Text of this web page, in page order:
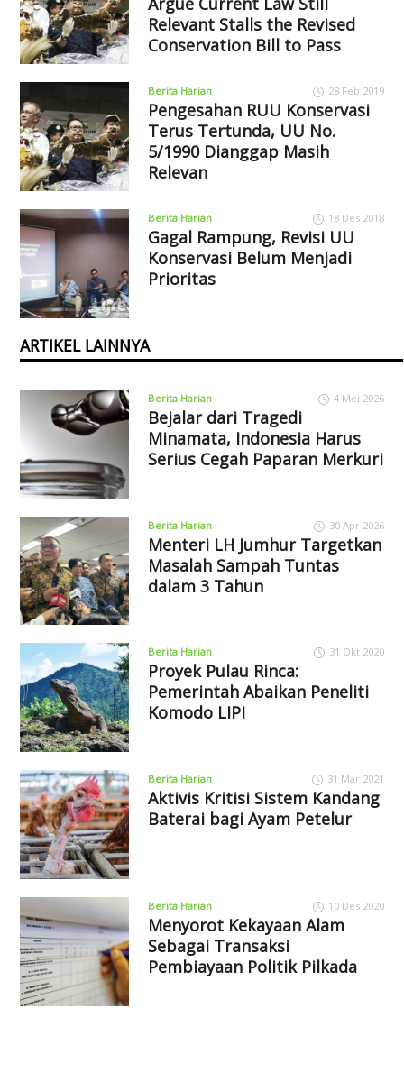
Relevant Stalls the Revised
Conservation Bill to Pass
Berita Harian 28 Feb 2019
Pengesahan RUU Konservasi
Terus Tertunda, UU No.
5/1990 Dianggap Masih
Relevan
Berita Harian 18 Des 2018
Gagal Rampung, Revisi UU
Konservasi Belum Menjadi
Prioritas
ARTIKEL LAINNYA
Berita Harian 4 Mei 2026
Bejalar dari Tragedi
Minamata, Indonesia Harus
Serius Cegah Paparan Merkuri
Berita Harian 30 Apr 2026
Menteri LH Jumhur Targetkan
Masalah Sampah Tuntas
dalam 3 Tahun
Berita Harian 31 Okt 2020
Proyek Pulau Rinca:
Pemerintah Abaikan Peneliti
Komodo LIPI
Berita Harian 31 Mar 2021
Aktivis Kritisi Sistem Kandang
Baterai bagi Ayam Petelur
Berita Harian 10 Des 2020
Menyorot Kekayaan Alam
Sebagai Transaksi
Pembiayaan Politik Pilkada